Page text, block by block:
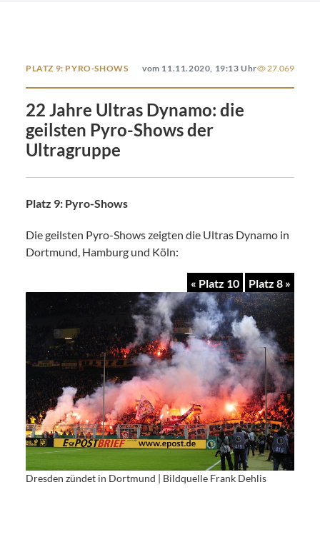
PLATZ 9: PYRO-SHOWS vom 11.11.2020, 19:13 Uhr 27.069
22 Jahre Ultras Dynamo: die
geilsten Pyro-Shows der
Ultragruppe
Platz 9: Pyro-Shows
Die geilsten Pyro-Shows zeigten die Ultras Dynamo in
Dortmund, Hamburg und Köln:
« Platz 10 Platz 8 »
Dresden zündet in Dortmund | Bildquelle Frank Dehlis